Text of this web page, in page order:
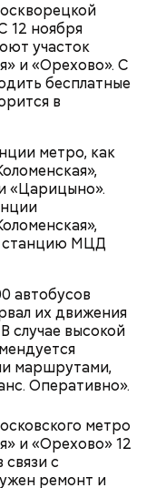
12 ноября
участок
и «Орехово». С
бесплатные
в
метро, как
«Царицыно».
станцию МЦД
автобусов
их движения
случае высокой
маршрутами,
Оперативно».
метро
и «Орехово» 12
с
ремонт и
зал, где
в темных и
цвет. Это
живым.
воздух
что в здании
вождя и
Да и, в
поем, —
ни попадя
в метро, а у
уберите —
есть для
не ставят,